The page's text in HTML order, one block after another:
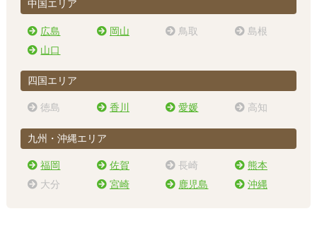
中国エリア
広島 岡山 鳥取
島根
山口
四国エリア
徳島 香川 愛媛 高知
九州・沖縄エリア
福岡 佐賀 長崎
熊本
大分
宮崎 鹿児島 沖縄